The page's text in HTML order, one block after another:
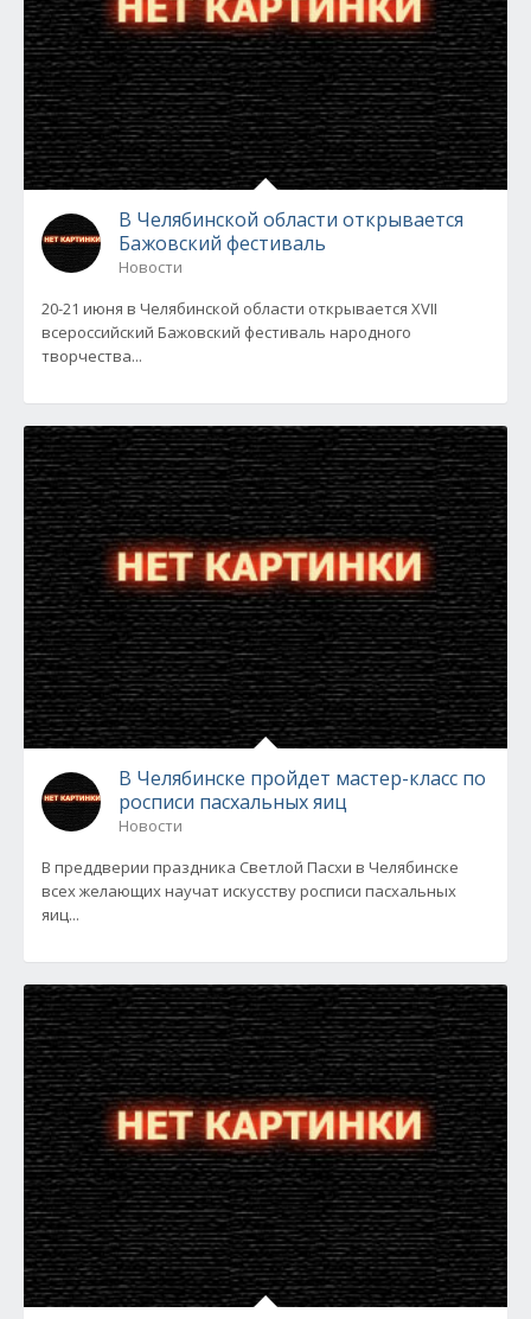
В Челябинской области открывается
Бажовский фестиваль
Новости
20-21 июня в Челябинской области открывается XVII
всероссийский Бажовский фестиваль народного
творчества...
В Челябинске пройдет мастер-класс по
росписи пасхальных яиц
Новости
В преддверии праздника Светлой Пасхи в Челябинске
всех желающих научат искусству росписи пасхальных
яиц...